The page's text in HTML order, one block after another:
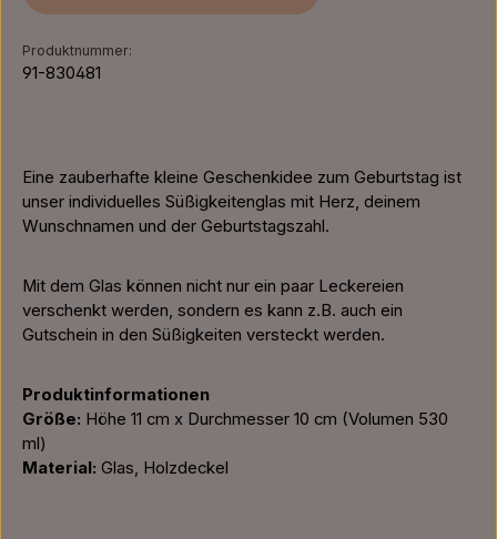
Produktnummer:
91-830481
Eine zauberhafte kleine Geschenkidee zum Geburtstag ist
unser individuelles Süßigkeitenglas mit Herz, deinem
Wunschnamen und der Geburtstagszahl.
Mit dem Glas können nicht nur ein paar Leckereien
verschenkt werden, sondern es kann z.B. auch ein
Gutschein in den Süßigkeiten versteckt werden.
Produktinformationen
Größe: Höhe 11 cm x Durchmesser 10 cm (Volumen 530
ml)
Material: Glas, Holzdeckel